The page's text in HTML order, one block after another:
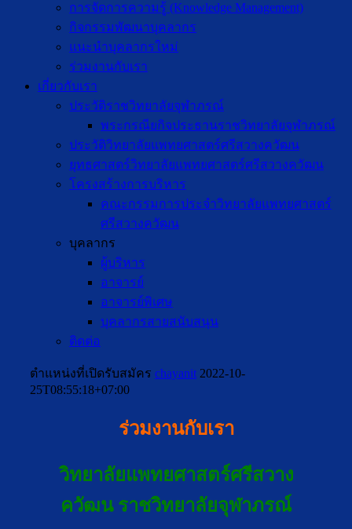
การจัดการความรู้ (Knowledge Management)
กิจกรรมพัฒนาบุคลากร
แนะนำบุคลากรใหม่
ร่วมงานกับเรา
เกี่ยวกับเรา
ประวัติราชวิทยาลัยจุฬาภรณ์
พระกรณียกิจประธานราชวิทยาลัยจุฬาภรณ์
ประวัติวิทยาลัยแพทยศาสตร์ศรีสวางควัฒน
ยุทธศาสตร์วิทยาลัยแพทยศาสตร์ศรีสวางควัฒน
โครงสร้างการบริหาร
คณะกรรมการประจำวิทยาลัยแพทยศาสตร์
ศรีสวางควัฒน
บุคลากร
ผู้บริหาร
อาจารย์
อาจารย์พิเศษ
บุคลากรสายสนับสนุน
ติดต่อ
ตำแหน่งที่เปิดรับสมัคร chayanit 2022-10-
25T08:55:18+07:00
ร่วมงานกับเรา
วิทยาลัยแพทยศาสตร์ศรีสวาง
ควัฒน ราชวิทยาลัยจุฬาภรณ์